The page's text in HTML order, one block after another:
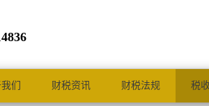
们 财税资讯 财税法规 税